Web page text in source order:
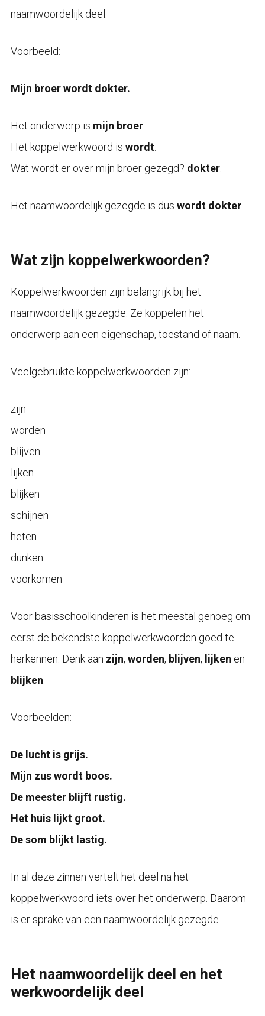
naamwoordelijk deel.
Voorbeeld:
Mijn broer wordt dokter.
Het onderwerp is mijn broer.
Het koppelwerkwoord is wordt.
Wat wordt er over mijn broer gezegd? dokter.
Het naamwoordelijk gezegde is dus wordt dokter.
Wat zijn koppelwerkwoorden?
Koppelwerkwoorden zijn belangrijk bij het
naamwoordelijk gezegde. Ze koppelen het
onderwerp aan een eigenschap, toestand of naam.
Veelgebruikte koppelwerkwoorden zijn:
zijn
worden
blijven
lijken
blijken
schijnen
heten
dunken
voorkomen
Voor basisschoolkinderen is het meestal genoeg om
eerst de bekendste koppelwerkwoorden goed te
herkennen. Denk aan zijn, worden, blijven, lijken en
blijken
Voorbeelden:
De lucht is grijs.
Mijn zus wordt boos.
De meester blijft rustig.
Het huis lijkt groot.
De som blijkt lastig.
In al deze zinnen vertelt het deel na het
koppelwerkwoord iets over het onderwerp. Daarom
is er sprake van een naamwoordelijk gezegde.
Het naamwoordelijk deel en het
werkwoordelijk deel